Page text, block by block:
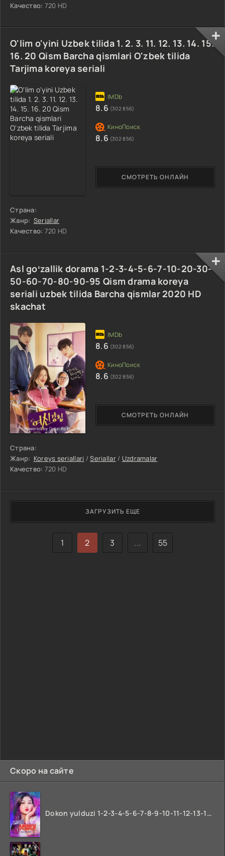
Скоро на сайте
Dokon yulduzi 1-2-3-4-5-6-7-8-9-10-11-12-13-14-15-16-17 Qism Uzbek tilida koreya seryali barcha qismlari o'zbek tilida
Качество: 720 HD
O'lim o'yini Uzbek tilida 1. 2. 3. 11. 12. 13. 14. 15.
16. 20 Qism Barcha qismlari O'zbek tilida
Tarjima koreya seriali
Страна:
Жанр: Seriallar
Качество: 720 HD
СМОТРЕТЬ ОНЛАЙН
8.6 (302 856)
8.6 (302 856)
Asl goʻzallik dorama 1-2-3-4-5-6-7-10-20-30-
50-60-70-80-90-95 Qism drama koreya
seriali uzbek tilida Barcha qismlar 2020 HD
skachat
Страна:
Жанр: Koreys seriallari /Seriallar/ Uzdramalar
Качество: 720 HD
СМОТРЕТЬ ОНЛАЙН
8.6 (302 856)
8.6 (302 856)
ЗАГРУЗИТЬ ЕЩЕ
1 2 3 ... 55